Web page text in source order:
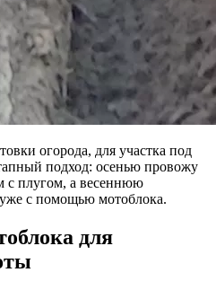
огорода, для участка под
подход: осенью провожу
с плугом, а весеннюю
с помощью мотоблока.
для